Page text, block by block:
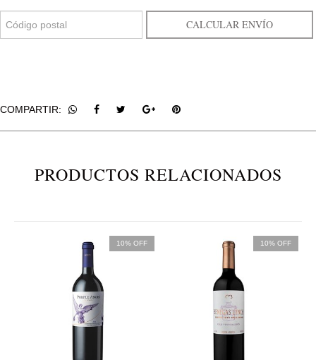
CALCULAR ENVÍO
COMPARTIR:
PRODUCTOS RELACIONADOS
10% OFF 10% OFF